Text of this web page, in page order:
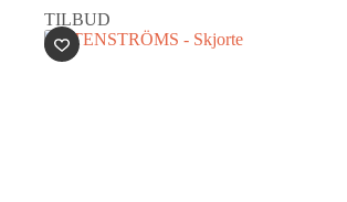
TILBUD